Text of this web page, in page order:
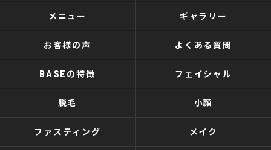
メニュー ギャラリー
お客様の声 よくある質問
BASEの特徴 フェイシャル
脱毛 小顔
ファスティング メイク